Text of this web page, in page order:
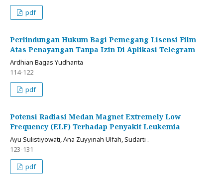
pdf
Perlindungan Hukum Bagi Pemegang Lisensi Film
Atas Penayangan Tanpa Izin Di Aplikasi Telegram
Ardhian Bagas Yudhanta
114-122
pdf
Potensi Radiasi Medan Magnet Extremely Low
Frequency (ELF) Terhadap Penyakit Leukemia
Ayu Sulistiyowati, Ana Zuyyinah Ulfah, Sudarti .
123-131
pdf